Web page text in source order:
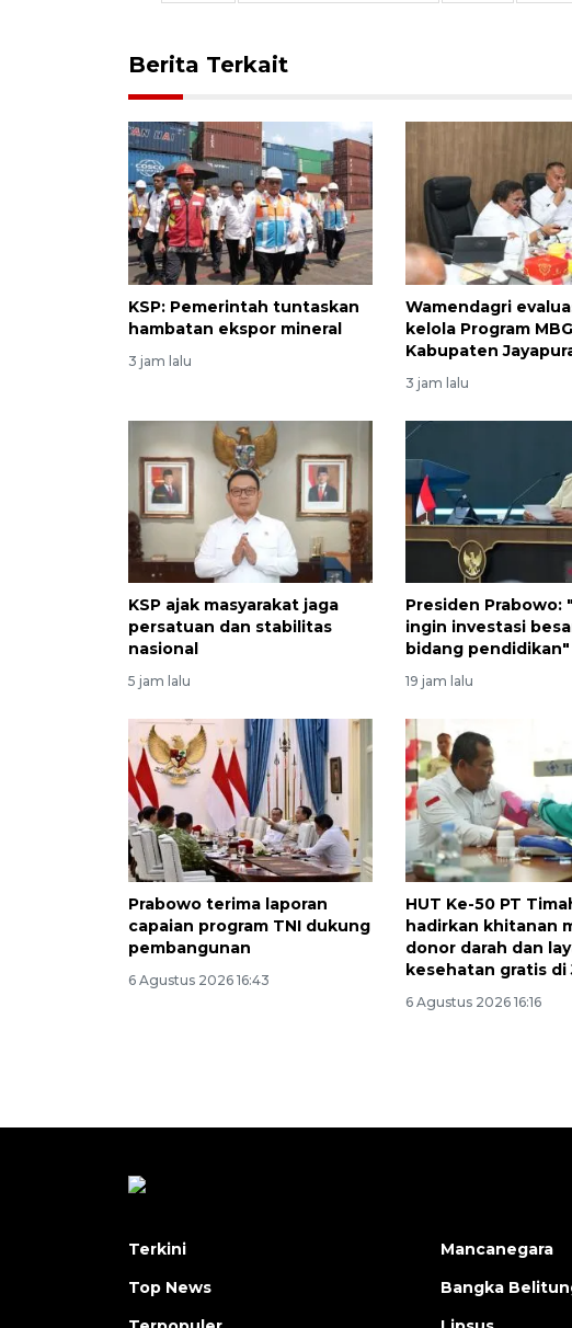
Berita Terkait
KSP: Pemerintah tuntaskan
hambatan ekspor mineral
3 jam lalu
Wamendagri
kelola Program
Kabupaten
3 jam lalu
KSP ajak masyarakat jaga
persatuan dan stabilitas
nasional
5 jam lalu
Presiden Prabowo:
ingin investasi
bidang pendidikan"
19 jam lalu
Prabowo terima laporan
capaian program TNI dukung
pembangunan
6 Agustus 2026 16:43
HUT Ke-50 PT
hadirkan khitanan
donor darah dan
kesehatan gratis di
6 Agustus 2026 16:16
Terkini
Top News
Mancanegara
Bangka